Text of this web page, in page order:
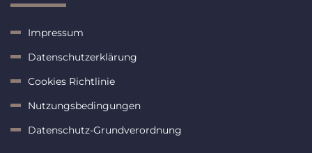
Impressum
Datenschutzerklärung
Cookies Richtlinie
Nutzungsbedingungen
Datenschutz-Grundverordnung